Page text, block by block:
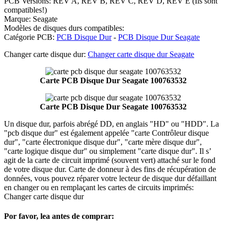
compatibles!)
Marque: Seagate
Modèles de disques durs compatibles:
Catégorie PCB: PCB Disque Dur- PCB Disque Dur Seagate
Changer carte disque dur: Changer carte disque dur Seagate
Carte PCB Disque Dur Seagate 100763532
Carte PCB Disque Dur Seagate 100763532
Un disque dur, parfois abrégé DD, en anglais "HD" ou "HDD". La
"pcb disque dur" est également appelée "carte Contrôleur disque
dur", "carte électronique disque dur", "carte mère disque dur",
"carte logique disque dur" ou simplement "carte disque dur". Il s’
agit de la carte de circuit imprimé (souvent vert) attaché sur le fond
de votre disque dur. Carte de donneur à des fins de récupération de
données, vous pouvez réparer votre lecteur de disque dur défaillant
en changer ou en remplaçant les cartes de circuits imprimés:
Changer carte disque dur
Por favor, lea antes de comprar: